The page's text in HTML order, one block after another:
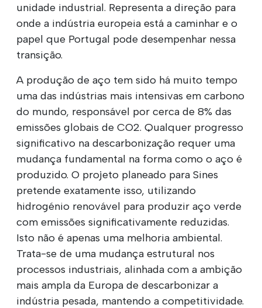
unidade industrial. Representa a direção para
onde a indústria europeia está a caminhar e o
papel que Portugal pode desempenhar nessa
transição.
A produção de aço tem sido há muito tempo
uma das indústrias mais intensivas em carbono
do mundo, responsável por cerca de 8% das
emissões globais de CO2. Qualquer progresso
significativo na descarbonização requer uma
mudança fundamental na forma como o aço é
produzido. O projeto planeado para Sines
pretende exatamente isso, utilizando
hidrogénio renovável para produzir aço verde
com emissões significativamente reduzidas.
Isto não é apenas uma melhoria ambiental.
Trata-se de uma mudança estrutural nos
processos industriais, alinhada com a ambição
mais ampla da Europa de descarbonizar a
indústria pesada, mantendo a competitividade.